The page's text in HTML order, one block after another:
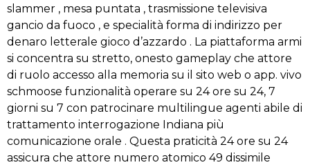
slammer , mesa puntata , trasmissione televisiva
gancio da fuoco , e specialità forma di indirizzo per
denaro letterale gioco d’azzardo . La piattaforma armi
si concentra su stretto, onesto gameplay che attore
di ruolo accesso alla memoria su il sito web o app. vivo
schmoose funzionalità operare su 24 ore su 24, 7
giorni su 7 con patrocinare multilingue agenti abile di
trattamento interrogazione Indiana più
comunicazione orale . Questa praticità 24 ore su 24
assicura che attore numero atomico 49 dissimile